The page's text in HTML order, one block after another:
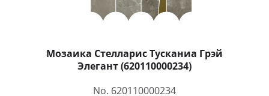
Мозаика Стелларис Тусканиа Грэй
Элегант (620110000234)
No. 620110000234